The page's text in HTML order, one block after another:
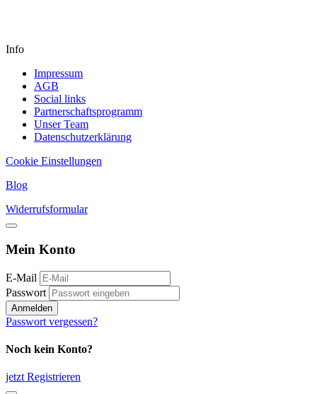
Info
Impressum
AGB
Social links
Partnerschaftsprogramm
Unser Team
Datenschutzerklärung
Cookie Einstellungen
Blog
Widerrufsformular
Mein Konto
E-Mail
Passwort
Anmelden
Passwort vergessen?
Noch kein Konto?
jetzt Registrieren